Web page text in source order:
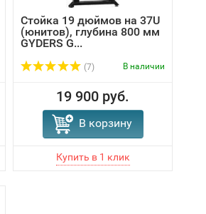
Стойка 19 дюймов на 37U
(юнитов), глубина 800 мм
GYDERS G...
(7) В наличии
19 900 руб.
В корзину